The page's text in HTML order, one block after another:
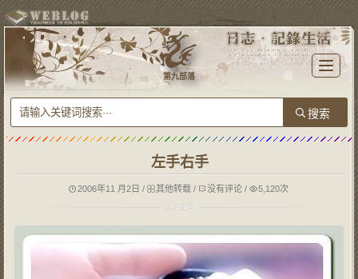
T
o
l
e
n
第九部落
左手右手
2006年11 月2日/ 其他转载 / 没有评论 / 5,120次